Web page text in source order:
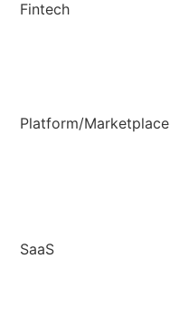
Fintech
Platform/Marketplace
SaaS